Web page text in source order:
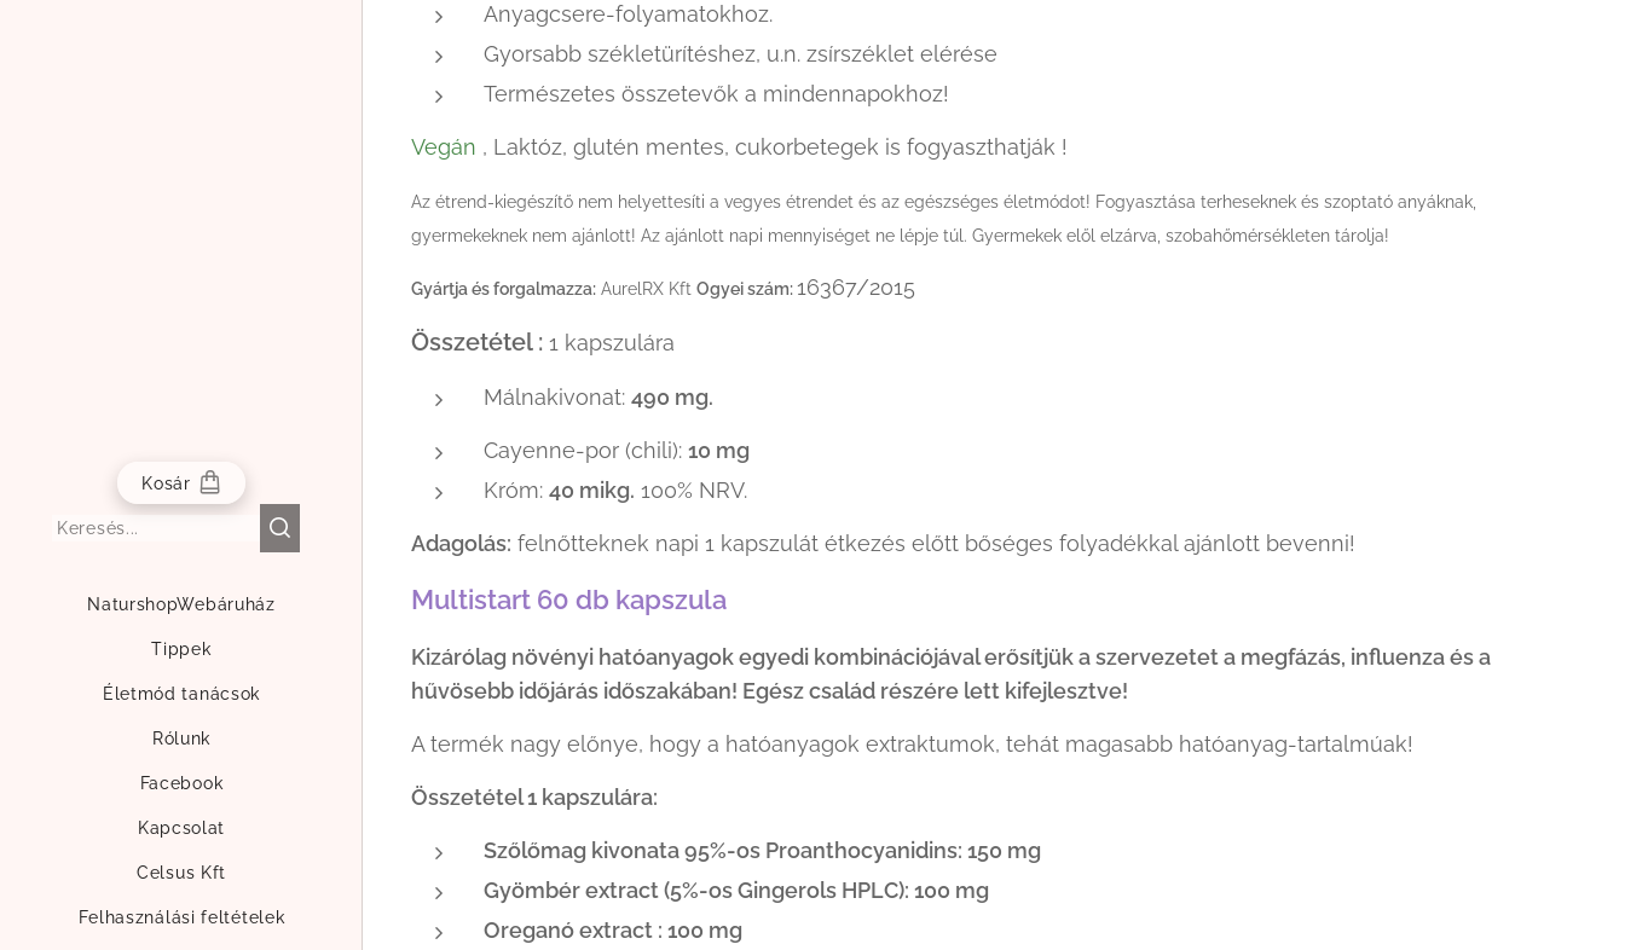
Kosár
NaturshopWebáruház
Tippek
Életmód tanácsok
Rólunk
Facebook
Kapcsolat
Celsus Kft
Felhasználási feltételek
Anyagcsere-folyamatokhoz.
Gyorsabb székletürítéshez, u.n. zsírszéklet elérése
Természetes összetevők a mindennapokhoz!
Vegán , Laktóz, glutén mentes, cukorbetegek is fogyaszthatják !
Az étrend-kiegészítő nem helyettesíti a vegyes étrendet és az egészséges életmódot! Fogyasztása terheseknek és szoptató anyáknak,
gyermekeknek nem ajánlott! Az ajánlott napi mennyiséget ne lépje túl. Gyermekek elől elzárva, szobahőmérsékleten tárolja!
Gyártja és forgalmazza: AurelRX Kft Ogyei szám:16367/2015
Összetétel : 1 kapszulára
Málnakivonat: 490 mg.
Cayenne-por (chili): 10 mg
Króm: 40 mikg. 100% NRV.
Adagolás: felnőtteknek napi 1 kapszulát étkezés előtt bőséges folyadékkal ajánlott bevenni!
Multistart 60 db kapszula
Kizárólag növényi hatóanyagok egyedi kombinációjával erősítjük a szervezetet a megfázás, influenza és a
hűvösebb időjárás időszakában! Egész család részére lett kifejlesztve!
A termék nagy előnye, hogy a hatóanyagok extraktumok, tehát magasabb hatóanyag-tartalmúak!
Összetétel 1 kapszulára:
Szőlőmag kivonata 95%-os Proanthocyanidins: 150 mg
Gyömbér extract (5%-os Gingerols HPLC): 100 mg
Oreganó extract : 100 mg